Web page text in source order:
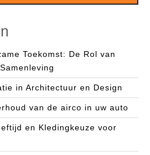
Toekomst: De Rol van
in Architectuur en Design
van de airco in uw auto
en Kledingkeuze voor